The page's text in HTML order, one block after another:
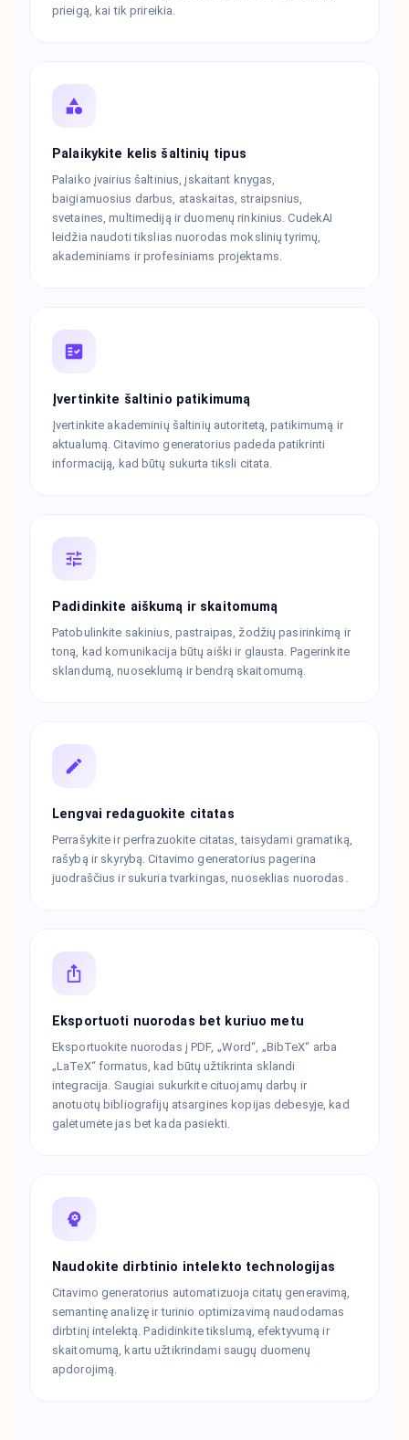
prieigą, kai tik prireikia.
Palaikykite kelis šaltinių tipus
Palaiko įvairius šaltinius, įskaitant knygas,
baigiamuosius darbus, ataskaitas, straipsnius,
svetaines, multimediją ir duomenų rinkinius. CudekAI
leidžia naudoti tikslias nuorodas mokslinių tyrimų,
akademiniams ir profesiniams projektams.
Įvertinkite šaltinio patikimumą
Įvertinkite akademinių šaltinių autoritetą, patikimumą ir
aktualumą. Citavimo generatorius padeda patikrinti
informaciją, kad būtų sukurta tiksli citata.
Padidinkite aiškumą ir skaitomumą
Patobulinkite sakinius, pastraipas, žodžių pasirinkimą ir
toną, kad komunikacija būtų aiški ir glausta. Pagerinkite
sklandumą, nuoseklumą ir bendrą skaitomumą.
Lengvai redaguokite citatas
Perrašykite ir perfrazuokite citatas, taisydami gramatiką,
rašybą ir skyrybą. Citavimo generatorius pagerina
juodraščius ir sukuria tvarkingas, nuoseklias nuorodas.
Eksportuoti nuorodas bet kuriuo metu
Eksportuokite nuorodas į PDF, „Word“, „BibTeX“ arba
„LaTeX“ formatus, kad būtų užtikrinta sklandi
integracija. Saugiai sukurkite cituojamų darbų ir
anotuotų bibliografijų atsargines kopijas debesyje, kad
galėtumėte jas bet kada pasiekti.
Naudokite dirbtinio intelekto technologijas
Citavimo generatorius automatizuoja citatų generavimą,
semantinę analizę ir turinio optimizavimą naudodamas
dirbtinį intelektą. Padidinkite tikslumą, efektyvumą ir
skaitomumą, kartu užtikrindami saugų duomenų
apdorojimą.